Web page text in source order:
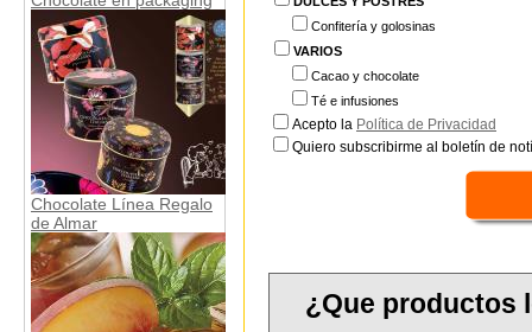
Chocolate Línea Regalo
de Almar
Confitería y golosinas
VARIOS
Cacao y chocolate
Té e infusiones
Acepto la Política de Privacidad
Quiero subscribirme al boletín de
¿Que productos